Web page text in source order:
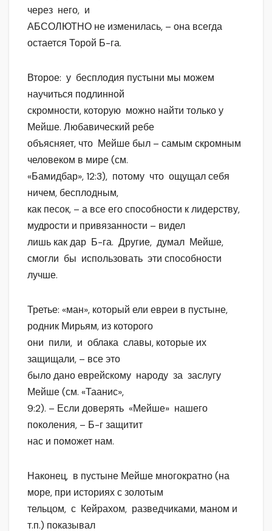
через него, и
АБСОЛЮТНО не изменилась, – она всегда
остается Торой Б-га.
Второе: у бесплодия пустыни мы можем
научиться подлинной
скромности, которую можно найти только у
Мейше. Любавический ребе
объясняет, что Мейше был – самым скромным
человеком в мире (см.
«Бамидбар», 12:3), потому что ощущал себя
ничем, бесплодным,
как песок, – а все его способности к лидерству,
мудрости и привязанности – видел
лишь как дар Б-га. Другие, думал Мейше,
смогли бы использовать эти способности
лучше.
Третье: «ман», который ели евреи в пустыне,
родник Мирьям, из которого
они пили, и облака славы, которые их
защищали, – все это
было дано еврейскому народу за заслугу
Мейше (см. «Таанис»,
9:2). – Если доверять «Мейше» нашего
поколения, – Б-г защитит
нас и поможет нам.
Наконец, в пустыне Мейше многократно (на
море, при историях с золотым
тельцом, с Кейрахом, разведчиками, маном и
т.п.) показывал